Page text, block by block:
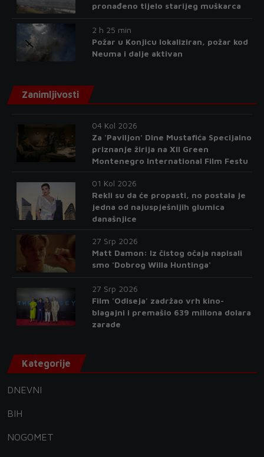
pronađeno tijelo starijeg muškarca
2 h 25 min
Požar u Konjicu lokaliziran, požar kod
Neuma i dalje aktivan
Zanimljivosti
04 Kol 2026
Za 'Paviljon' Dine Mustafića Specijalno
priznanje žirija na XII Green
Montenegro International Film Festu
01 Kol 2026
Rekli su da će propasti, no postala je
jedna od najuspješnijih glumica
današnjice
27 Srp 2026
Matt Damon: Iz čistog očaja napisali
smo 'Dobrog Willa Huntinga'
27 Srp 2026
Film 'Odiseja' zadržao vrh kino-
blagajni i premašio 639 miliona dolara
zarade
Kategorije
DNEVNI
BIH
NOGOMET